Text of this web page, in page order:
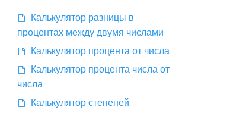
Калькулятор разницы в
процентах между двумя числами
Калькулятор процента от числа
Калькулятор процента числа от
числа
Калькулятор степеней